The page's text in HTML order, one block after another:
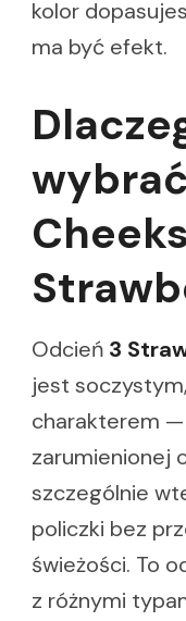
kolor
ma być efekt.
Odcień 3
jest
charakterem —
zarumienionej
szczególnie
policzki bez
świeżości. To
z różnymi